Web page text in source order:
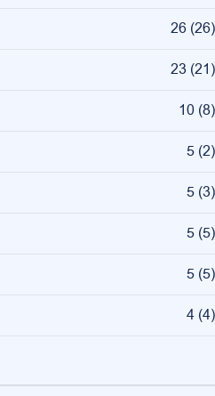
26 (26)
23 (21)
10 (8)
5 (2)
5 (3)
5 (5)
5 (5)
4 (4)